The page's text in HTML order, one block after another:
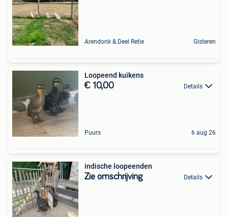
Arendonk & Deel Retie Gisteren
Loopeend kuikens
€ 10,00 Details
Puurs 6 aug 26
indische loopeenden
Zie omschrijving Details